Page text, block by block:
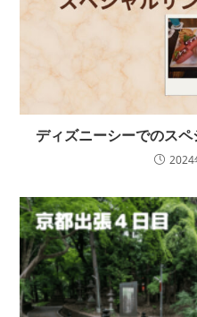
ディズニーシーでのス
2024